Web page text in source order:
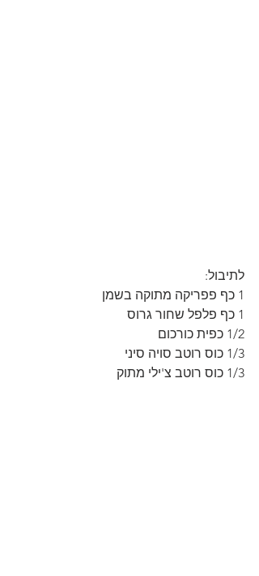
לתיבול:
1 כף פפריקה מתוקה בשמן
1 כף פלפל שחור גרוס
1/2 כפית כורכום
1/3 כוס רוטב סויה סיני
1/3 כוס רוטב צ'ילי מתוק